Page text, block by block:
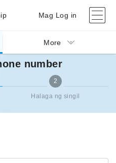
Mag Log in
More
Ilagay ang mobile phone number
number
2
Halaga ng singil